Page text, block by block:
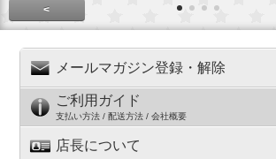
<
メールマガジン登録・解除
ご利用ガイド
支払い方法 / 配送方法 / 会社概要
店長について